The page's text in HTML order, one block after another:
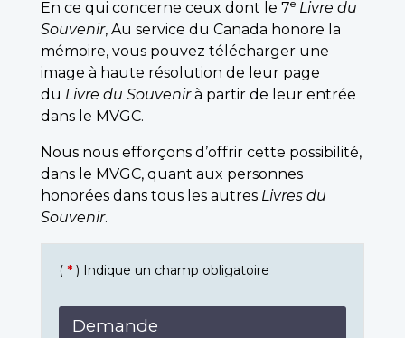
En ce qui concerne ceux dont le 7e Livre du
Souvenir, Au service du Canada honore la
mémoire, vous pouvez télécharger une
image à haute résolution de leur page
du Livre du Souvenirà partir de leur entrée
dans le MVGC.
Nous nous efforçons d’offrir cette possibilité,
dans le MVGC, quant aux personnes
honorées dans tous les autres Livres du
Souvenir.
( * ) Indique un champ obligatoire
Demande